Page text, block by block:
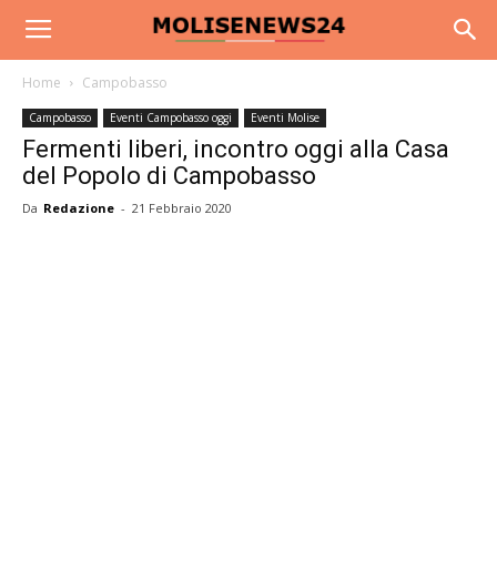
Home Campobasso
Campobasso Eventi Campobasso oggi Eventi Molise
Fermenti liberi, incontro oggi alla Casa
del Popolo di Campobasso
Da Redazione - 21 Febbraio 2020